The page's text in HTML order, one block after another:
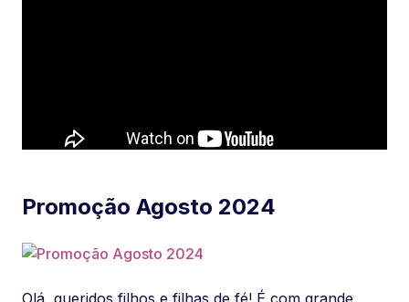
Promoção Agosto 2024
Olá, queridos filhos e filhas de fé! É com grande